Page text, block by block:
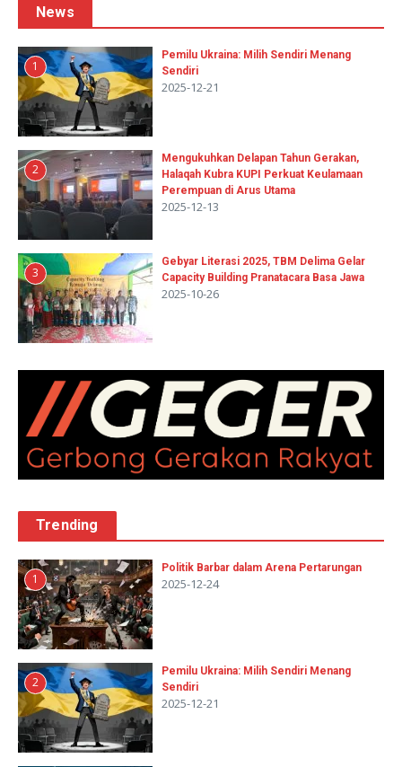
News
1
Pemilu Ukraina: Milih Sendiri Menang
Sendiri
2025-12-21
2
Mengukuhkan Delapan Tahun Gerakan,
Halaqah Kubra KUPI Perkuat Keulamaan
Perempuan di Arus Utama
2025-12-13
3
Gebyar Literasi 2025, TBM Delima Gelar
Capacity Building Pranatacara Basa Jawa
2025-10-26
Trending
1
Politik Barbar dalam Arena Pertarungan
2025-12-24
2
Pemilu Ukraina: Milih Sendiri Menang
Sendiri
2025-12-21